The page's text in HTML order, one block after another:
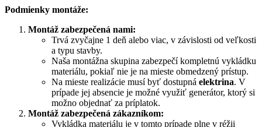
Podmienky montáže:
Montáž zabezpečená nami:
Trvá zvyčajne 1 deň alebo viac, v závislosti od veľkosti
a typu stavby.
Naša montážna skupina zabezpečí kompletnú vykládku
materiálu, pokiaľ nie je na mieste obmedzený prístup.
Na mieste realizácie musí byť dostupná elektrina. V
prípade jej absencie je možné využiť generátor, ktorý si
možno objednať za príplatok.
Montáž zabezpečená zákazníkom:
Vykládka materiálu je v tomto prípade plne v réžii